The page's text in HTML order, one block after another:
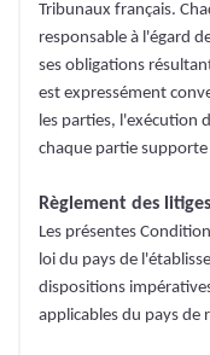
Tribunaux français.
responsable à l'égard
ses obligations
est expressément
les parties, l'exécution
chaque partie
Règlement des litiges
Les présentes
loi du pays de
dispositions
applicables du pays de